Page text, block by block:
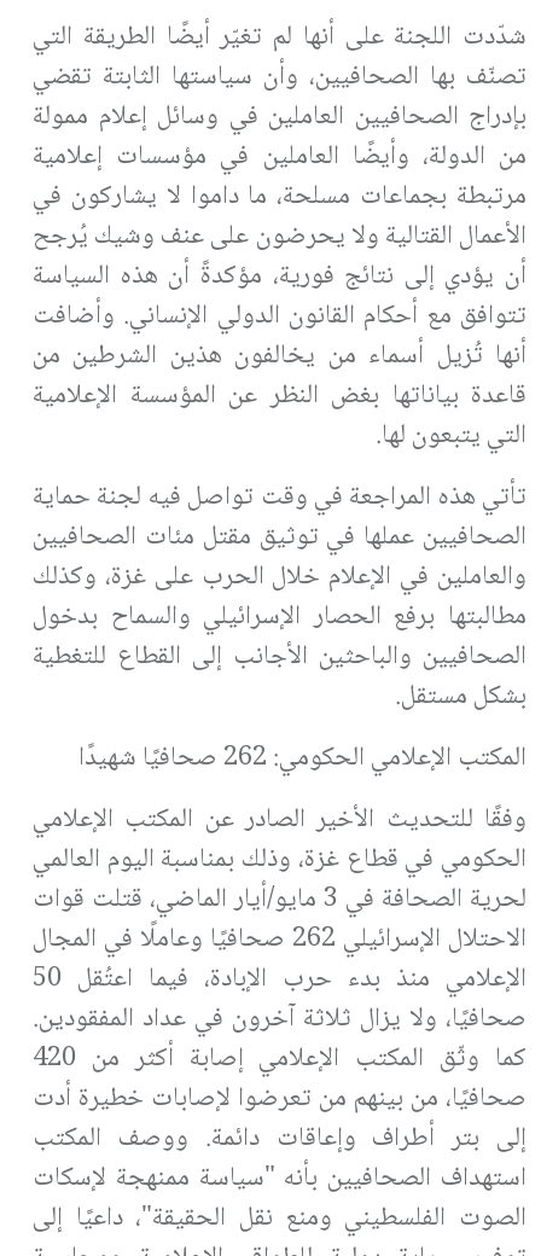
شدّدت اللجنة على أنها لم تغيّر أيضًا الطريقة التي
تصنّف بها الصحافيين، وأن سياستها الثابتة تقضي
بإدراج الصحافيين العاملين في وسائل إعلام ممولة
من الدولة، وأيضًا العاملين في مؤسسات إعلامية
مرتبطة بجماعات مسلحة، ما داموا لا يشاركون في
الأعمال القتالية ولا يحرضون على عنف وشيك يُرجح
أن يؤدي إلى نتائج فورية، مؤكدةً أن هذه السياسة
تتوافق مع أحكام القانون الدولي الإنساني. وأضافت
أنها تُزيل أسماء من يخالفون هذين الشرطين من
قاعدة بياناتها بغض النظر عن المؤسسة الإعلامية
التي يتبعون لها.
تأتي هذه المراجعة في وقت تواصل فيه لجنة حماية
الصحافيين عملها في توثيق مقتل مئات الصحافيين
والعاملين في الإعلام خلال الحرب على غزة، وكذلك
مطالبتها برفع الحصار الإسرائيلي والسماح بدخول
الصحافيين والباحثين الأجانب إلى القطاع للتغطية
بشكل مستقل.
المكتب الإعلامي الحكومي: 262 صحافيًا شهيدًا
وفقًا للتحديث الأخير الصادر عن المكتب الإعلامي
الحكومي في قطاع غزة، وذلك بمناسبة اليوم العالمي
لحرية الصحافة في 3 مايو/أيار الماضي، قتلت قوات
الاحتلال الإسرائيلي 262 صحافيًا وعاملًا في المجال
الإعلامي منذ بدء حرب الإبادة، فيما اعتُقل 50
صحافيًا، ولا يزال ثلاثة آخرون في عداد المفقودين.
كما وثّق المكتب الإعلامي إصابة أكثر من 420
صحافيًا، من بينهم من تعرضوا لإصابات خطيرة أدت
إلى بتر أطراف وإعاقات دائمة. ووصف المكتب
استهداف الصحافيين بأنه "سياسة ممنهجة لإسكات
الصوت الفلسطيني ومنع نقل الحقيقة"، داعيًا إلى